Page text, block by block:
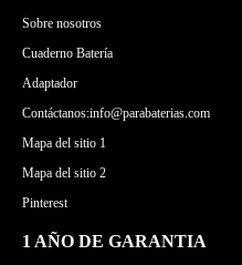
Sobre nosotros
Cuaderno Batería
Adaptador
Contáctanos:info@parabaterias.com
Mapa del sitio 1
Mapa del sitio 2
Pinterest
1 AÑO DE GARANTIA